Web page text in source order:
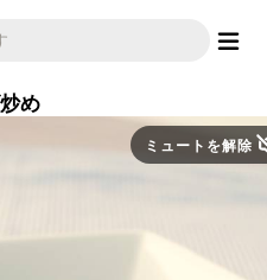
め
ミュートを解除